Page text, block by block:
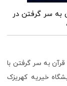
به سر گرفتن در
به سر گرفتن با
خیریه کهریزک